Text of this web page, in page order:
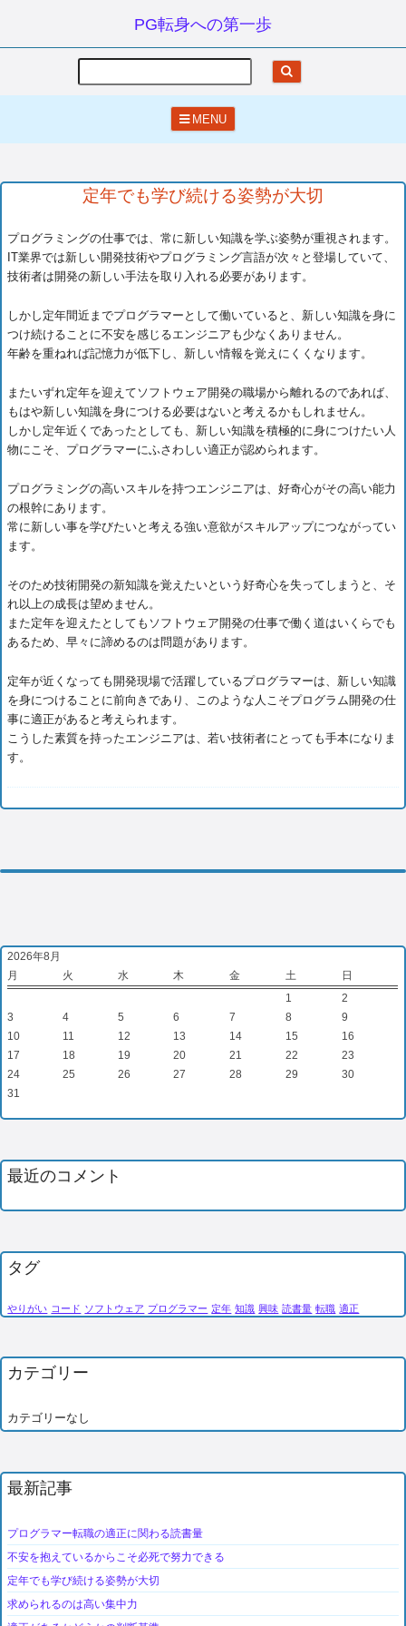
PG転身への第一歩
MENU
定年でも学び続ける姿勢が大切
プログラミングの仕事では、常に新しい知識を学ぶ姿勢が重視されます。
IT業界では新しい開発技術やプログラミング言語が次々と登場していて、
技術者は開発の新しい手法を取り入れる必要があります。
しかし定年間近までプログラマーとして働いていると、新しい知識を身に
つけ続けることに不安を感じるエンジニアも少なくありません。
年齢を重ねれば記憶力が低下し、新しい情報を覚えにくくなります。
またいずれ定年を迎えてソフトウェア開発の職場から離れるのであれば、
もはや新しい知識を身につける必要はないと考えるかもしれません。
しかし定年近くであったとしても、新しい知識を積極的に身につけたい人
物にこそ、プログラマーにふさわしい適正が認められます。
プログラミングの高いスキルを持つエンジニアは、好奇心がその高い能力
の根幹にあります。
常に新しい事を学びたいと考える強い意欲がスキルアップにつながってい
ます。
そのため技術開発の新知識を覚えたいという好奇心を失ってしまうと、そ
れ以上の成長は望めません。
また定年を迎えたとしてもソフトウェア開発の仕事で働く道はいくらでも
あるため、早々に諦めるのは問題があります。
定年が近くなっても開発現場で活躍しているプログラマーは、新しい知識
を身につけることに前向きであり、このような人こそプログラム開発の仕
事に適正があると考えられます。
こうした素質を持ったエンジニアは、若い技術者にとっても手本になりま
す。
2026年8月
月
火 水 木 金 土
日
1
2
3
4 5 6 7 8
9
10
11 12 13 14 15
16
17
18 19 20 21 22
23
24
25 26 27 28 29
30
31
最近のコメント
タグ
やりがい コード ソフトウェア プログラマー 定年 知識 興味 読書量 転職 適正
カテゴリー
カテゴリーなし
最新記事
プログラマー転職の適正に関わる読書量
不安を抱えているからこそ必死で努力できる
定年でも学び続ける姿勢が大切
求められるのは高い集中力